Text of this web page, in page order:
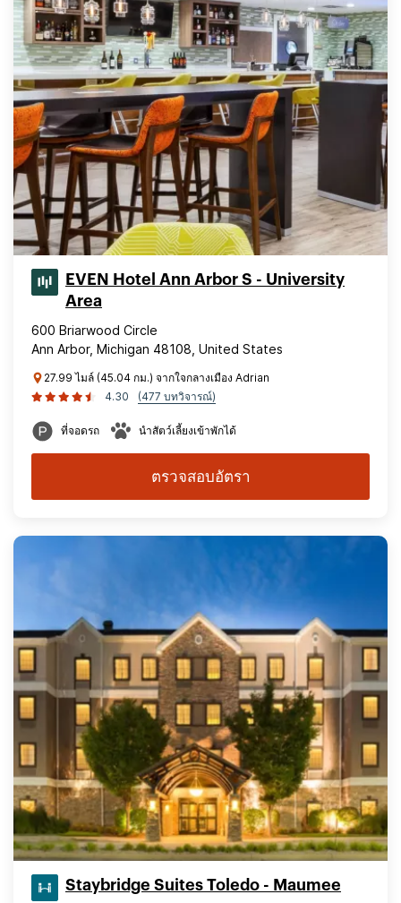
EVEN Hotel Ann Arbor S - University
Area
600 Briarwood Circle
Ann Arbor, Michigan 48108, United States
27.99 ไมล์ (45.04 กม.) จากใจกลางเมือง Adrian
4.30
(477 บทวิจารณ์)
ที่จอดรถ นำสัตว์เลี้ยงเข้าพักได้
ตรวจสอบอัตรา
Staybridge Suites Toledo - Maumee